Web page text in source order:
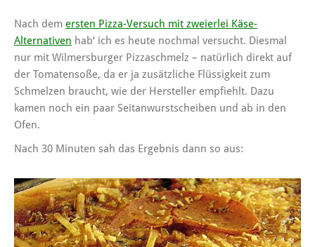
Nach dem ersten Pizza-Versuch mit zweierlei Käse-
Alternativen hab‘ ich es heute nochmal versucht. Diesmal
nur mit Wilmersburger Pizzaschmelz – natürlich direkt auf
der Tomatensoße, da er ja zusätzliche Flüssigkeit zum
Schmelzen braucht, wie der Hersteller empfiehlt. Dazu
kamen noch ein paar Seitanwurstscheiben und ab in den
Ofen.
Nach 30 Minuten sah das Ergebnis dann so aus: